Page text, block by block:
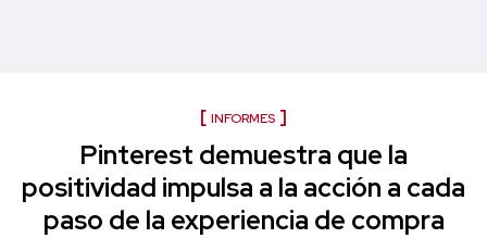
INFORMES
Pinterest demuestra que la
positividad impulsa a la acción a cada
paso de la experiencia de compra